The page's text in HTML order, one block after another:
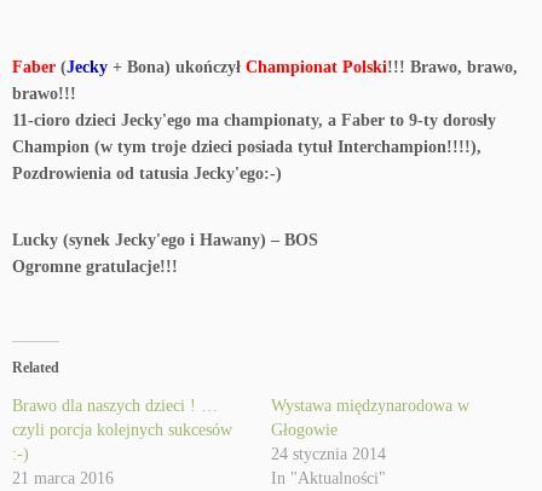
Faber (Jecky + Bona) ukończył Championat Polski!!! Brawo, brawo,
brawo!!!
11-cioro dzieci Jecky'ego ma championaty, a Faber to 9-ty dorosły
Champion (w tym troje dzieci posiada tytuł Interchampion!!!!),
Pozdrowienia od tatusia Jecky'ego:-)
Lucky (synek Jecky'ego i Hawany) – BOS
Ogromne gratulacje!!!
Related
Brawo dla naszych dzieci ! …
czyli porcja kolejnych sukcesów
:-)
21 marca 2016
Wystawa międzynarodowa w
Głogowie
24 stycznia 2014
In "Aktualności"